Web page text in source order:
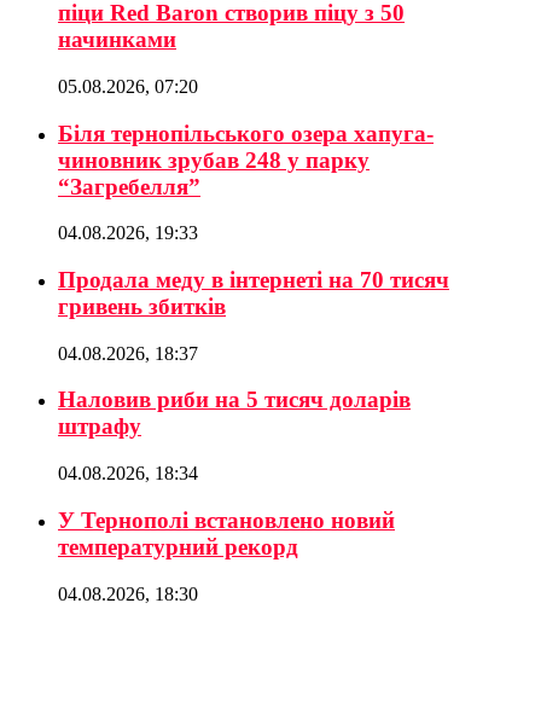
піци Red Baron створив піцу з 50
начинками
05.08.2026, 07:20
Біля тернопільського озера хапуга-
чиновник зрубав 248 у парку
“Загребелля”
04.08.2026, 19:33
Продала меду в інтернеті на 70 тисяч
гривень збитків
04.08.2026, 18:37
Наловив риби на 5 тисяч доларів
штрафу
04.08.2026, 18:34
У Тернополі встановлено новий
температурний рекорд
04.08.2026, 18:30